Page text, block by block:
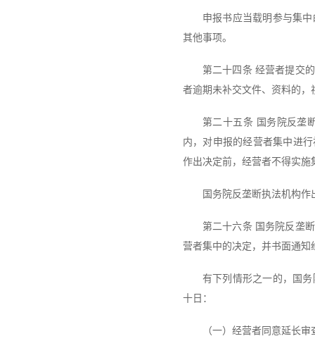
申报书应当载明参与集
其他事项。
第二十四条 经营者提交
者逾期未补交文件、资料的，
第二十五条 国务院反垄
内，对申报的经营者集中进
作出决定前，经营者不得实施
国务院反垄断执法机构
第二十六条 国务院反垄
营者集中的决定，并书面通
有下列情形之一的，国
十日：
（一）经营者同意延长